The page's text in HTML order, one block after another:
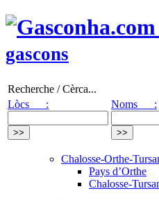
gascons
Recherche / Cèrca...
Lòcs :
Noms :
Chalosse-Orthe-
Pays d’Orthe
Chalosse-